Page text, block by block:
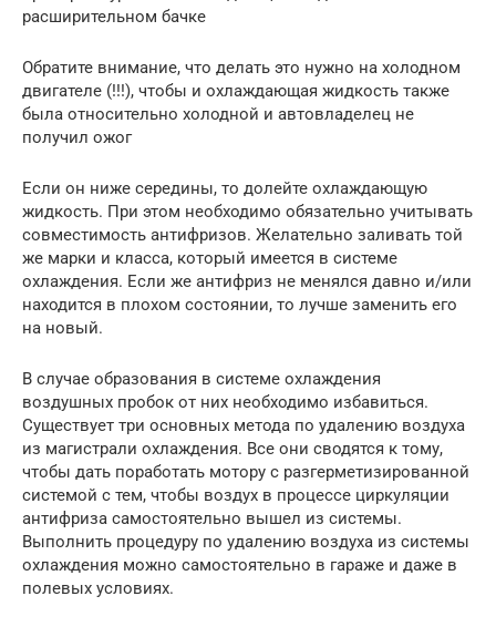
расширительном бачке
Обратите внимание, что делать это нужно на холодном
двигателе (!!!), чтобы и охлаждающая жидкость также
была относительно холодной и автовладелец не
получил ожог
Если он ниже середины, то долейте охлаждающую
жидкость. При этом необходимо обязательно учитывать
совместимость антифризов. Желательно заливать той
же марки и класса, который имеется в системе
охлаждения. Если же антифриз не менялся давно и/или
находится в плохом состоянии, то лучше заменить его
на новый.
В случае образования в системе охлаждения
воздушных пробок от них необходимо избавиться.
Существует три основных метода по удалению воздуха
из магистрали охлаждения. Все они сводятся к тому,
чтобы дать поработать мотору с разгерметизированной
системой с тем, чтобы воздух в процессе циркуляции
антифриза самостоятельно вышел из системы.
Выполнить процедуру по удалению воздуха из системы
охлаждения можно самостоятельно в гараже и даже в
полевых условиях.